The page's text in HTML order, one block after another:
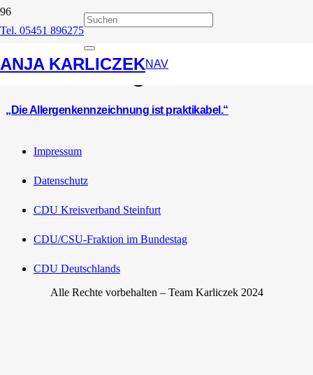
Tel. 05451 896275
ANJA KARLICZEKNAV
Allergenkennzeichnungs-
Verordnung
„Die Allergenkennzeichnung ist praktikabel.“
Impressum
Datenschutz
CDU Kreisverband Steinfurt
CDU/CSU-Fraktion im Bundestag
CDU Deutschlands
Alle Rechte vorbehalten – Team Karliczek 2024